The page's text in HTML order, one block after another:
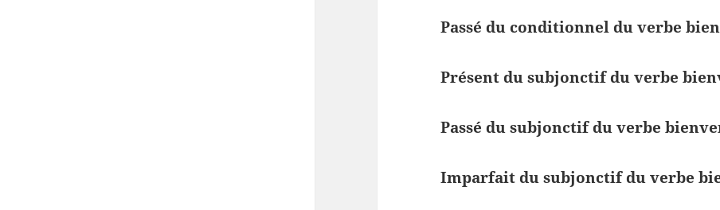
Passé du conditionnel du verbe
Présent du subjonctif du verbe
Passé du subjonctif du verbe
Imparfait du subjonctif du verbe